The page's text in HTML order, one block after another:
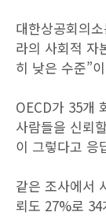
대한상공회의
라의 사회적 자
히 낮은 수준”
OECD가 35개
사람들을 신뢰
이 그렇다고 응
같은 조사에서
뢰도 27%로